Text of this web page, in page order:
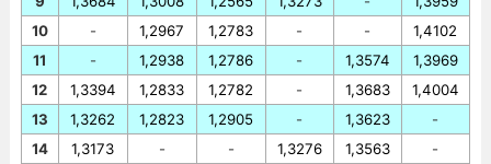
10
11
12
13
14
-
-
1,3394
1,3262
1,3173
1,2967
1,2938
1,2833
1,2823
-
1,2783
1,2786
1,2782
1,2905
-
-
-
-
-
1,3276
-
1,3574
1,3683
1,3623
1,3563
1,4102
1,3969
1,4004
-
-